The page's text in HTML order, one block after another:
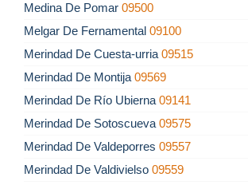
Medina De Pomar 09500
Melgar De Fernamental 09100
Merindad De Cuesta-urria 09515
Merindad De Montija 09569
Merindad De Río Ubierna 09141
Merindad De Sotoscueva 09575
Merindad De Valdeporres 09557
Merindad De Valdivielso 09559